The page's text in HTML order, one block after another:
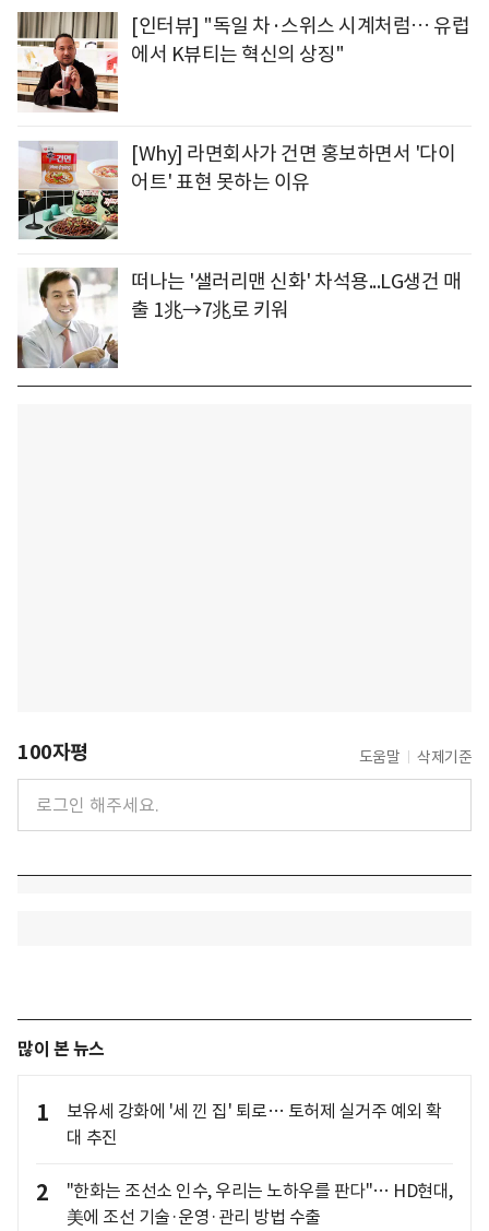
[인터뷰] "독일 차·스위스 시계처럼… 유럽
에서 K뷰티는 혁신의 상징"
[Why] 라면회사가 건면 홍보하면서 '다이
어트' 표현 못하는 이유
떠나는 '샐러리맨 신화' 차석용...LG생건 매
출 1兆→7兆로 키워
100자평 도움말 삭제기준
많이 본 뉴스
1
보유세 강화에 '세 낀 집' 퇴로… 토허제 실거주 예외 확
대 추진
2
"한화는 조선소 인수, 우리는 노하우를 판다"… HD현대,
美에 조선 기술·운영·관리 방법 수출